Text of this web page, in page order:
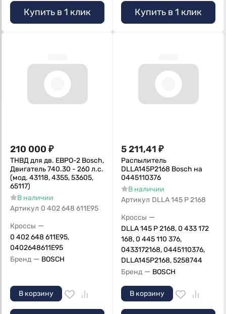
Купить в 1 клик Купить в 1 клик
210 000 ₽
ТНВД для дв. ЕВРО-2 Bosch,
Двигатель 740.30 - 260 л.с.
(мод. 43118, 4355, 53605,
65117)
В наличии
Артикул 0 402 648 611E95
Кроссы —
0 402 648 611E95,
0402648611E95
Бренд — BOSCH
В корзину
5 211,41 ₽
Распылитель
DLLA145P2168 Bosch на
0445110376
В наличии
Артикул DLLA 145 P 2168
Кроссы —
DLLA 145 P 2168, 0 433 172
168, 0 445 110 376,
0433172168, 0445110376,
DLLA145P2168, 5258744
Бренд — BOSCH
В корзину